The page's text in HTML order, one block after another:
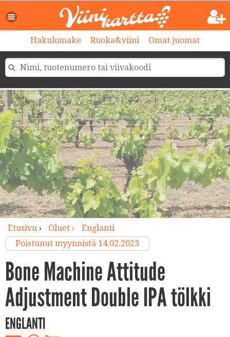
Hakulomake Ruoka&viini Omat juomat
Etusivu› Oluet ›
Englanti
Poistunut myynnistä 14.02.2023
Bone Machine Attitude
Adjustment Double IPA tölkki
ENGLANTI